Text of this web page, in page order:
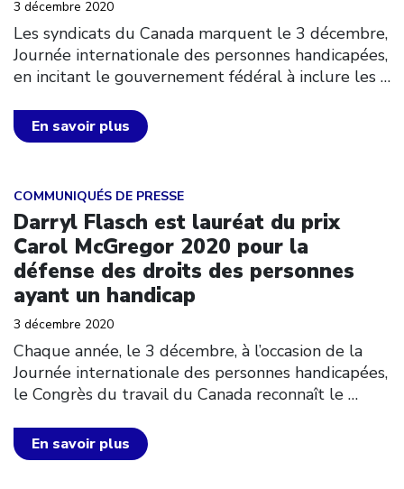
3 décembre 2020
Les syndicats du Canada marquent le 3 décembre,
Journée internationale des personnes handicapées,
en incitant le gouvernement fédéral à inclure les …
En savoir plus
COMMUNIQUÉS DE PRESSE
Darryl Flasch est lauréat du prix
Carol McGregor 2020 pour la
défense des droits des personnes
ayant un handicap
3 décembre 2020
Chaque année, le 3 décembre, à l’occasion de la
Journée internationale des personnes handicapées,
le Congrès du travail du Canada reconnaît le …
En savoir plus
Click to open the link